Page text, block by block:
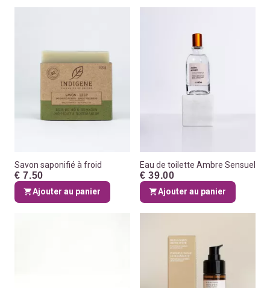
Savon saponifié à froid
€ 7.50
Ajouter au panier
Eau de toilette Ambre Sensuel
€ 39.00
Ajouter au panier